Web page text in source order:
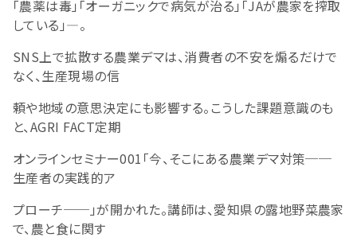
「農薬は毒」「オーガニックで病気が治る」「JAが農家を搾取
している」―。
SNS上で拡散する農業デマは、消費者の不安を煽るだけで
なく、生産現場の信
頼や地域の意思決定にも影響する。こうした課題意識のも
と、AGRI FACT定期
オンラインセミナー001「今、そこにある農業デマ対策──
生産者の実践的ア
プローチ──」が開かれた。講師は、愛知県の露地野菜農家
で、農と食に関す